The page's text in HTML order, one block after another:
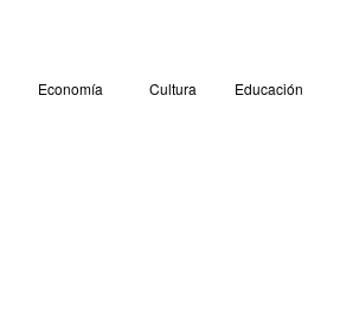
Economía Cultura Educación